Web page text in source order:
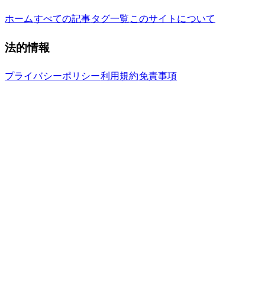
ホームすべての記事タグ一覧 このサイトについて
法的情報
プライバシーポリシー利用規約免責事項